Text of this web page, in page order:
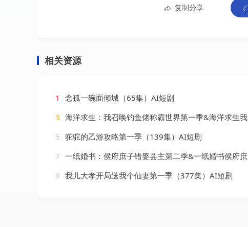
复制分享
相关资源
1 念孤一碗面倾城（65集）AI短剧
3 海洋求生：我召唤钓鱼佬称霸世界第一季&海洋求生我召唤钓鱼佬称霸世界第一季（151集）AI短剧
5 驼驼的乙游攻略第一季（139集）AI短剧
7 一纸婚书：侯府庶子错娶县主第二季&一纸婚书侯府庶子错娶县主第二季（170集）AI短剧
9 我儿大孝开局送我个仙妻第一季（377集）AI短剧